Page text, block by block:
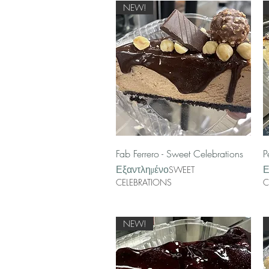
Γρήγορη προβολή
NEW!
Fab Ferrero - Sweet Celebrations
ΕξαντλημένοSWEET
CELEBRATIONS
NEW!